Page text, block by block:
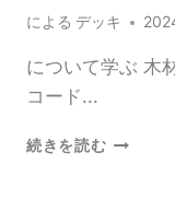
ク
合
成
パ
による デッキ
について学ぶ 木
コード...
続きを読む木